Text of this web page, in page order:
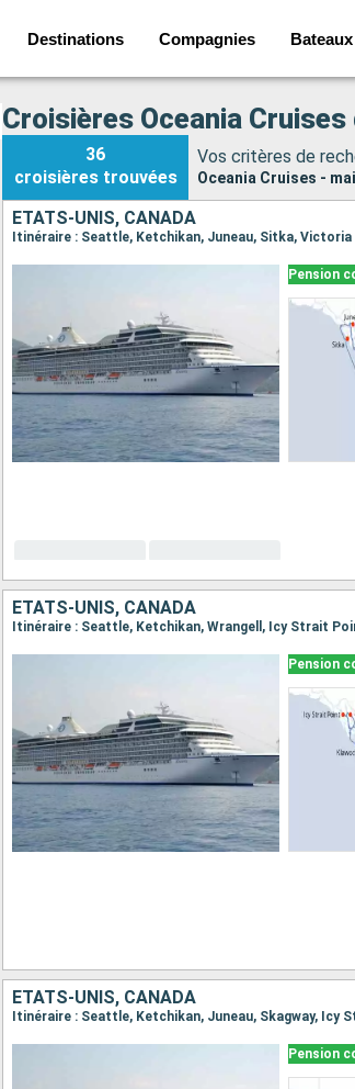
Destinations Compagnies Bateaux
Croisières Oceania
36
croisières trouvées
Vos critères de
Oceania Cruises -
ÉTATS-UNIS, CANADA
Itinéraire : Seattle, Ketchikan, Juneau, Sitka,
Pension
ÉTATS-UNIS, CANADA
Itinéraire : Seattle, Ketchikan, Wrangell, Icy Strait
Pension
ÉTATS-UNIS, CANADA
Itinéraire : Seattle, Ketchikan, Juneau, Skagway,
Pension